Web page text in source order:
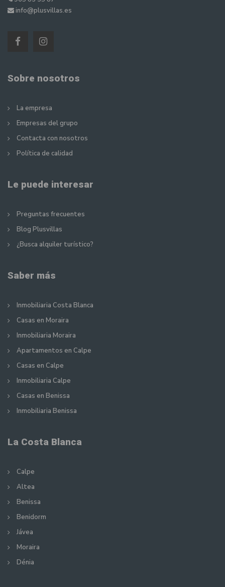
info@plusvillas.es
Sobre nosotros
La empresa
Empresas del grupo
Contacta con nosotros
Política de calidad
Le puede interesar
Preguntas frecuentes
Blog Plusvillas
¿Busca alquiler turístico?
Saber más
Inmobiliaria Costa Blanca
Casas en Moraira
Inmobiliaria Moraira
Apartamentos en Calpe
Casas en Calpe
Inmobiliaria Calpe
Casas en Benissa
Inmobiliaria Benissa
La Costa Blanca
Calpe
Altea
Benissa
Benidorm
Jávea
Moraira
Dénia